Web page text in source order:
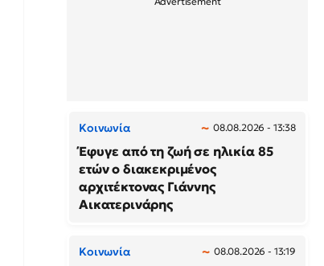
Κοινωνία 08.08.2026 - 13:38
Έφυγε από τη ζωή σε ηλικία 85
ετών ο διακεκριμένος
αρχιτέκτονας Γιάννης
Αικατερινάρης
Κοινωνία 08.08.2026 - 13:19